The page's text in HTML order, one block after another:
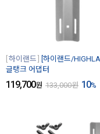
하이랜드
[하이랜드/
글탱크 어댑터
119,700원 133,000원 10%